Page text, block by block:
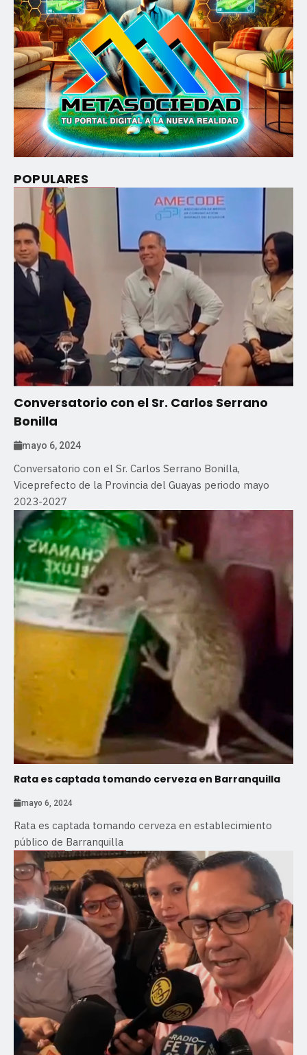
POPULARES
Nacionales
Conversatorio con el Sr. Carlos Serrano
Bonilla
mayo 6, 2024
Conversatorio con el Sr. Carlos Serrano Bonilla,
Viceprefecto de la Provincia del Guayas periodo mayo
2023-2027
Entérate Internacionales
Rata es captada tomando cerveza en Barranquilla
mayo 6, 2024
Rata es captada tomando cerveza en establecimiento
público de Barranquilla
Guayaquil Nacionales